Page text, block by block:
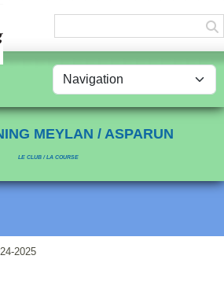
MEYLAN / ASPARUN
LE CLUB / LA COURSE
2025
cookies